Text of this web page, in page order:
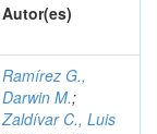
Autor(es)
Ramírez G.,
Darwin M.;
Zaldívar C., Luis